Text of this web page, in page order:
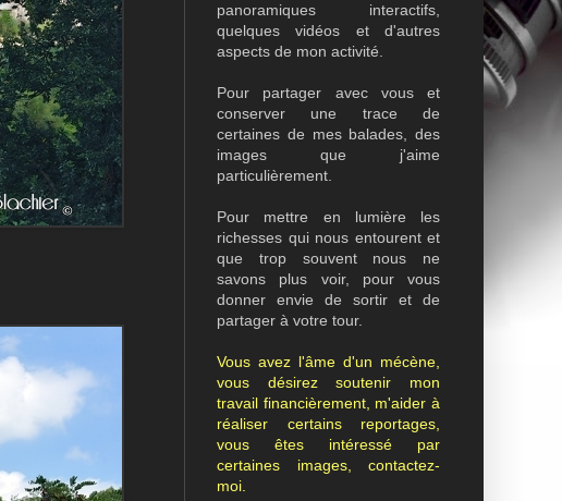
panoramiques interactifs,
quelques vidéos et d'autres
aspects de mon activité.
Pour partager avec vous et
conserver une trace de
certaines de mes balades, des
images que j'aime
particulièrement.
Pour mettre en lumière les
richesses qui nous entourent et
que trop souvent nous ne
savons plus voir, pour vous
donner envie de sortir et de
partager à votre tour.
Vous avez l'âme d'un mécène,
vous désirez soutenir mon
travail financièrement, m'aider à
réaliser certains reportages,
vous êtes intéressé par
certaines images, contactez-
moi.